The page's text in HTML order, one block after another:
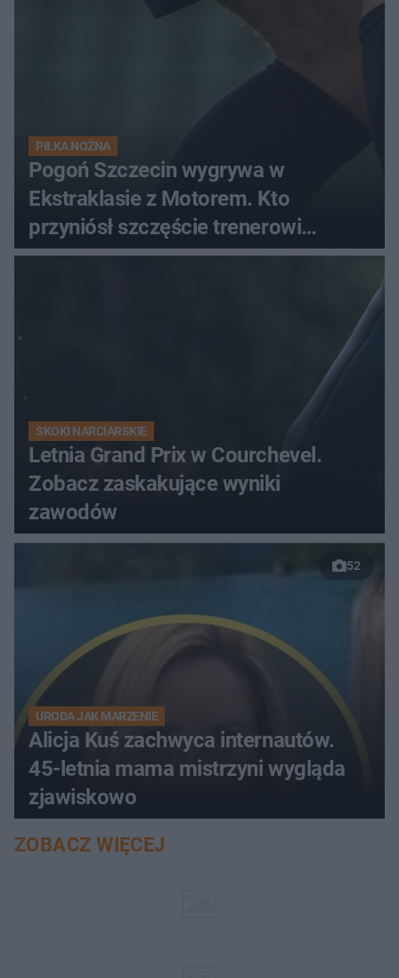
PIŁKA NOŻNA
Pogoń Szczecin wygrywa w
Ekstraklasie z Motorem. Kto
przyniósł szczęście trenerowi
gospodarzy?
SKOKI NARCIARSKIE
Letnia Grand Prix w Courchevel.
Zobacz zaskakujące wyniki
zawodów
52
URODA JAK MARZENIE
Alicja Kuś zachwyca internautów.
45-letnia mama mistrzyni wygląda
zjawiskowo
ZOBACZ WIĘCEJ